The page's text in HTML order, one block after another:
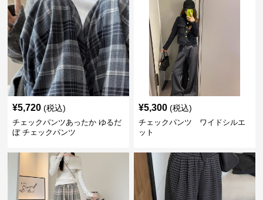
¥5,720 (税込)
チェックパンツあったか ゆるだ
ぼ チェックパンツ
¥5,300 (税込)
チェックパンツ ワイドシルエ
ット